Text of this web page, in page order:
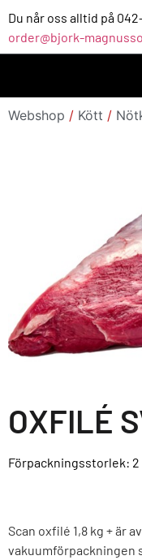
Du når oss alltid på
order@bjork-
Webshop / Kött /
OXFILÉ
Förpackningsstorlek: 2
Scan oxfilé 1,8 kg + är
vakuumförpackningen